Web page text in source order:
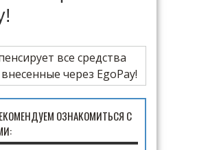
ОЗНАКОМИТЬСЯ С